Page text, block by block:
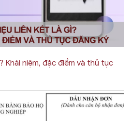
Khái niệm, đặc điểm và thủ tục